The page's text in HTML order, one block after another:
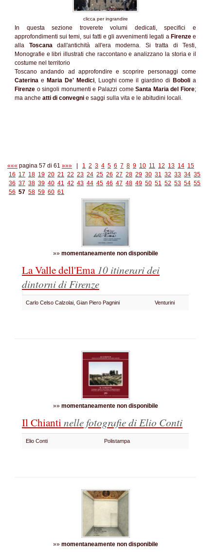
clicca per ingrandire
In questa sezione troverete volumi dedicati, specifici e
approfondimenti sui temi, sui fatti e gli avvenimenti legati a Firenzee
alla Toscanadall'antichità all'era moderna. Si tratta di Testi,
Monografie e libri illustrati che raccontano e analizzano la storia e il
costume nel territorio
Toscano andando ad approfondire e scoprire personaggi come
Caterina e Maria De' Medici, Luoghi come il giardino di Boboli a
Firenze o singoli monumenti e Palazzi comeSanta Maria del Fiore;
ma anche atti di convegni e saggi sulla vita e le abitudini locali.
««« pagina 57 di 61 »»» 1 2 3 4 5 6 7 8 9 10 11 12 13 14 15
16 17 18 19 20 21 22 23 24 25 26 27 28 29 30 31 32 33 34 35
36 37 38 39 40 41 42 43 44 45 46 47 48 49 50 51 52 53 54 55
56 57 58 59 60 61
»» momentaneamente non disponibile
La Valle dell'Ema10 itinerari dei
dintorni di Firenze
Carlo Celso Calzolai, Gian Piero Pagnini Venturini
»» momentaneamente non disponibile
Il Chiantinelle fotografie di Elio Conti
Elio Conti Polistampa
»» momentaneamente non disponibile